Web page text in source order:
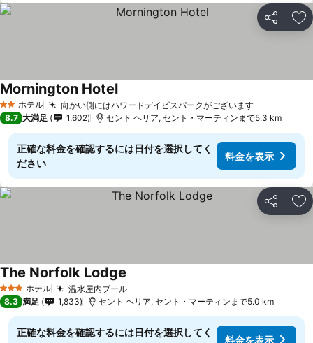
シェア お
2 ホテルのランク
ホテル 向かい側にはハワードデイビスパークがございます
Mornington Hotel
8.7 大満足 1,602 セント ヘリア, セント・マーティンまで5.3 km
正確な料金を確認するには日付を選択してく
ださい
料金を表示
シェア お
3 ホテルのランク
ホテル 温水屋内プール
The Norfolk Lodge
8.3 満足 1,833 セント ヘリア, セント・マーティンまで5.0 km
正確な料金を確認するには日付を選択してく
料金を表示